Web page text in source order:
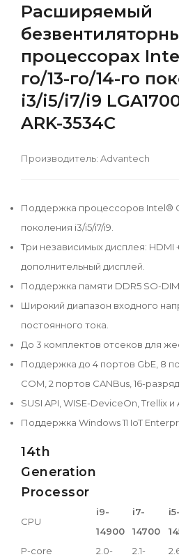
Расширяемый
процессорах
го/13-го/14-го
i3/i5/i7/i9
ARK-3534C
Производитель: Advantech
Поддержка процессоров Intel®
поколения i3/i5/i7/i9.
Три независимых дисплея: HDMI
дополнительный дисплей.
Поддержка памяти DDR5 SO-
Широкий диапазон входного
постоянного тока.
До 3 комплектов отсеков для
Поддержка до 4 портов GbE, 8
COM, 2 портов CANBus, 16-
SUSI API, WISE-DeviceOn, Trellix
Поддержка Windows 11 IoT
14th
Generation
Processor
CPU
i9-
14900
i7-
14700
i5-
P-core
2.0-
2.1-